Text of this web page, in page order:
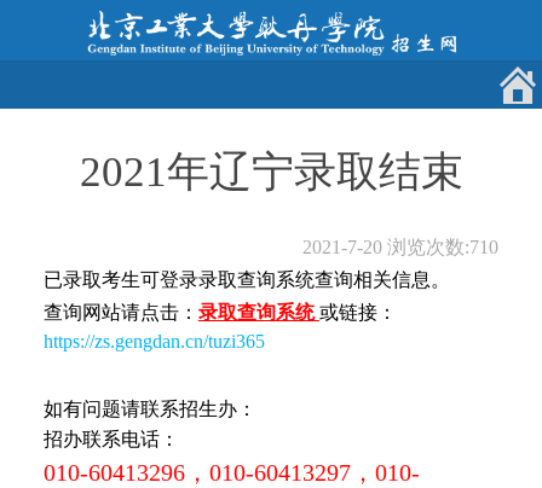
2021年辽宁录取结束
2021-7-20浏览次数:710
已录取考生可登录录取查询系统查询相关信息。
查询网站请点击： 录取查询系统 或链接：
https://zs.gengdan.cn/tuzi365
如有问题请联系招生办：
招办联系电话：
010-60413296，010-60413297，010-